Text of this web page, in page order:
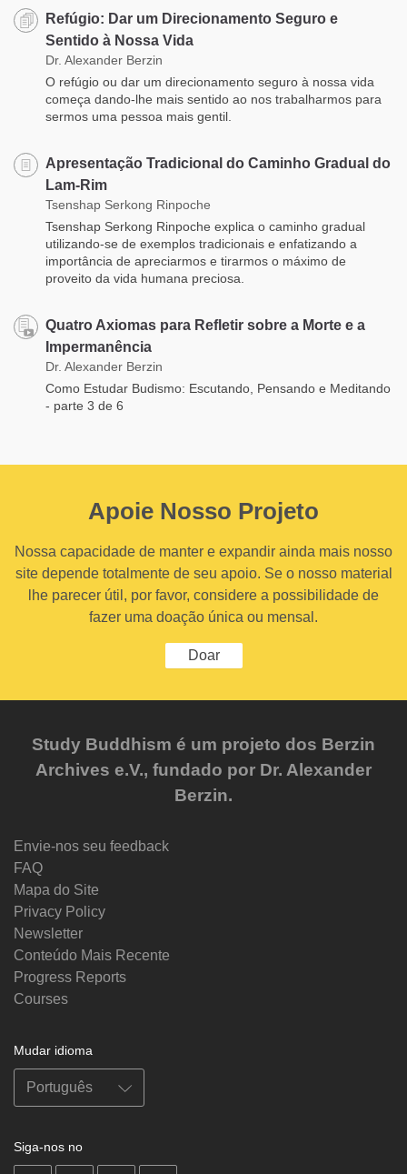
Refúgio: Dar um Direcionamento Seguro e
Sentido à Nossa Vida
Dr. Alexander Berzin
O refúgio ou dar um direcionamento seguro à nossa vida
começa dando-lhe mais sentido ao nos trabalharmos para
sermos uma pessoa mais gentil.
Apresentação Tradicional do Caminho Gradual do
Lam-Rim
Tsenshap Serkong Rinpoche
Tsenshap Serkong Rinpoche explica o caminho gradual
utilizando-se de exemplos tradicionais e enfatizando a
importância de apreciarmos e tirarmos o máximo de
proveito da vida humana preciosa.
Quatro Axiomas para Refletir sobre a Morte e a
Impermanência
Dr. Alexander Berzin
Como Estudar Budismo: Escutando, Pensando e Meditando
- parte 3 de 6
Apoie Nosso Projeto
Nossa capacidade de manter e expandir ainda mais nosso
site depende totalmente de seu apoio. Se o nosso material
lhe parecer útil, por favor, considere a possibilidade de
fazer uma doação única ou mensal.
Doar
Study Buddhism é um projeto dos Berzin
Archives e.V., fundado por Dr. Alexander
Berzin.
Envie-nos seu feedback
FAQ
Mapa do Site
Privacy Policy
Newsletter
Conteúdo Mais Recente
Progress Reports
Courses
Mudar idioma
Siga-nos no